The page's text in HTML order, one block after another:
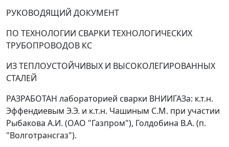
РУКОВОДЯЩИЙ ДОКУМЕНТ
ПО ТЕХНОЛОГИИ СВАРКИ ТЕХНОЛОГИЧЕСКИХ
ТРУБОПРОВОДОВ КС
ИЗ ТЕПЛОУСТОЙЧИВЫХ И ВЫСОКОЛЕГИРОВАННЫХ
СТАЛЕЙ
РАЗРАБОТАН лабораторией сварки ВНИИГАЗа: к.т.н.
Эффендиевым Э.Э. и к.т.н. Чашиным С.М. при участии
Рыбакова А.И. (ОАО "Газпром"), Голдобина В.А. (п.
"Волготрансгаз").